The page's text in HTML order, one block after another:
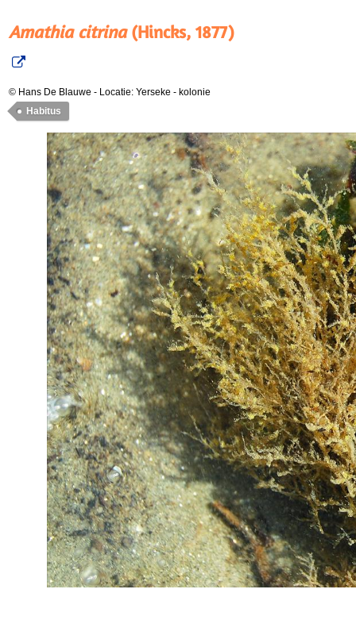
Amathia citrina(Hincks, 1877)
© Hans De Blauwe - Locatie: Yerseke - kolonie
Habitus